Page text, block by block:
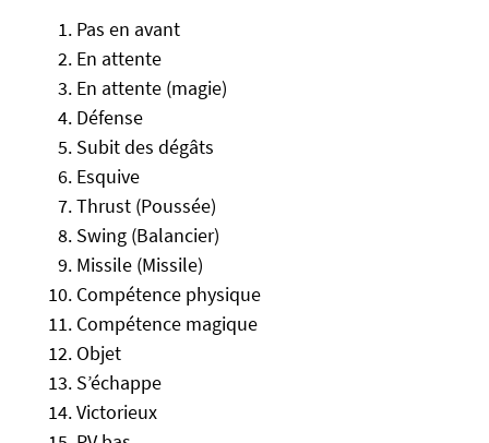
Pas en avant
En attente
En attente (magie)
Défense
Subit des dégâts
Esquive
Thrust (Poussée)
Swing (Balancier)
Missile (Missile)
Compétence physique
Compétence magique
Objet
S’échappe
Victorieux